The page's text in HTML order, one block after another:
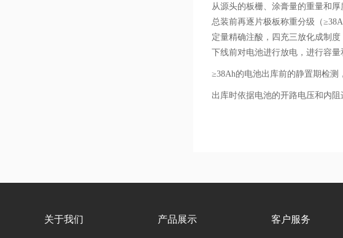
从源头的板栅、涂膏量的重量和厚
总装前再逐片极板称重分级（
定量精确注酸，四充三放化成制度
下线前对电池进行放电，进行容量
≥38Ah的电池出库前的静置期检测
出库时依据电池的开路电压和内阻
关于我们 产品展示 客户服务